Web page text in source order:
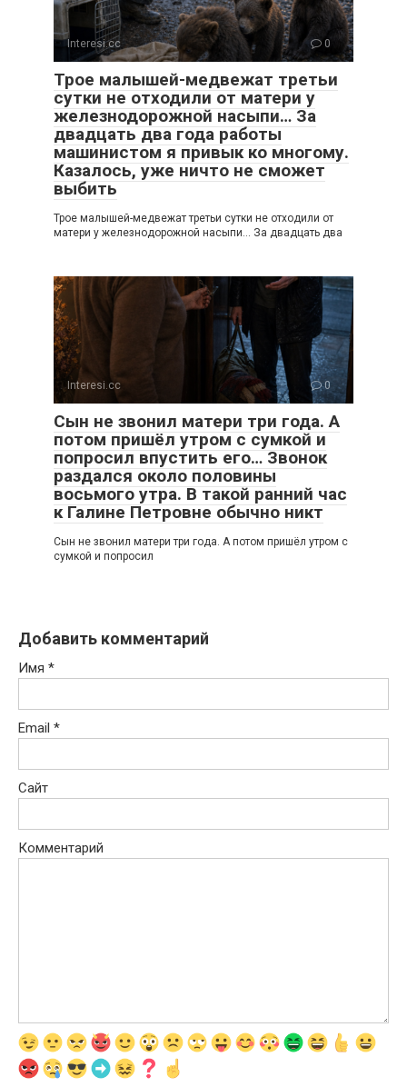
Interesi.cc 0
Трое малышей-медвежат третьи
сутки не отходили от матери у
железнодорожной насыпи… За
двадцать два года работы
машинистом я привык ко многому.
Казалось, уже ничто не сможет
выбить
Трое малышей-медвежат третьи сутки не отходили от
матери у железнодорожной насыпи… За двадцать два
Interesi.cc 0
Сын не звонил матери три года. А
потом пришёл утром с сумкой и
попросил впустить его… Звонок
раздался около половины
восьмого утра. В такой ранний час
к Галине Петровне обычно никт
Сын не звонил матери три года. А потом пришёл утром с
сумкой и попросил
Добавить комментарий
Имя *
Email *
Сайт
Комментарий